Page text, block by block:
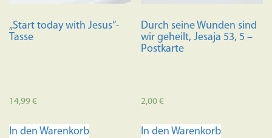
gewählt
werden
„Start today with Jesus“-
Tasse
14,99€
In den Warenkorb
Durch seine Wunden sind
wir geheilt, Jesaja 53, 5 –
Postkarte
2,00€
In den Warenkorb